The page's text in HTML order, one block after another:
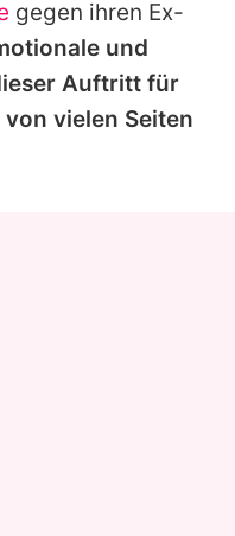
gegen ihren Ex-
und
Auftritt für
vielen Seiten